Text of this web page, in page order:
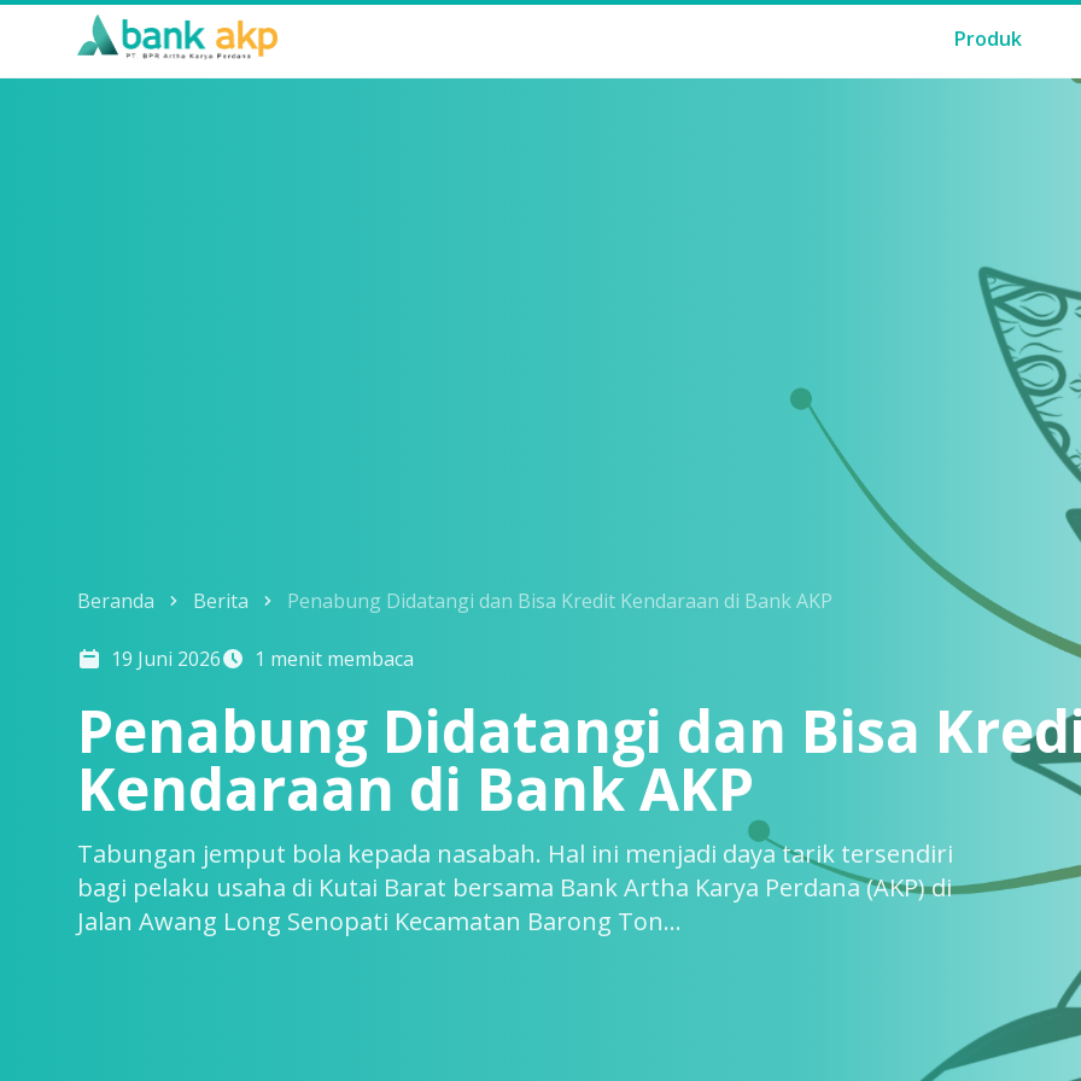
Produk
Beranda Berita Penabung Didatangi dan Bisa Kredit Kendaraan di Bank AKP
19 Juni 2026 1 menit membaca
Penabung Didatangi dan Bisa
Kendaraan di Bank AKP
Tabungan jemput bola kepada nasabah. Hal ini menjadi daya tarik tersendiri
bagi pelaku usaha di Kutai Barat bersama Bank Artha Karya Perdana (AKP) di
Jalan Awang Long Senopati Kecamatan Barong Ton...